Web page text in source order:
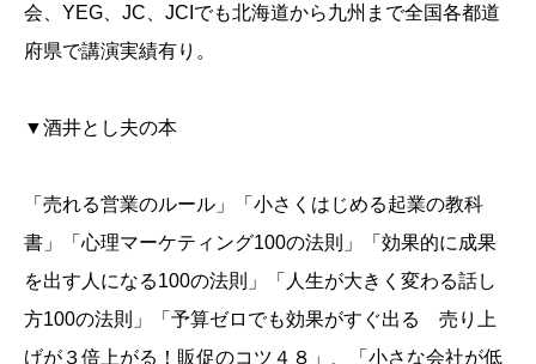
会、YEG、JC、JCIでも北海道から九州まで全国各都道
府県で講演実績有り。
▼酒井とし夫の本
「売れる営業のルール」「小さくはじめる起業の教科
書」「心理マーケティング100の法則」「効果的に成果
を出す人になる100の法則」「人生が大きく変わる話し
方100の法則」「予算ゼロでも効果がすぐ出る 売り上
げが３倍上がる！販促のコツ４８」、「小さな会社が低